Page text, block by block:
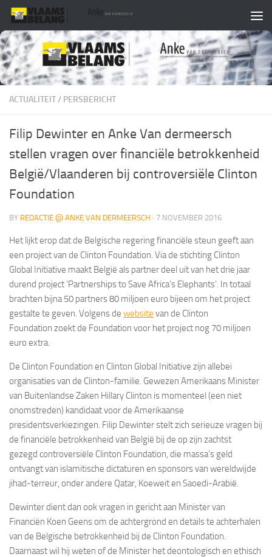
Skip to content
ACTUALITEIT/ PERSBERICHT
Filip Dewinter en Anke Van dermeersch
stellen vragen over financiële betrokkenheid
België/Vlaanderen bij controversiële Clinton
Foundation
BY REDACTIE @ ANKE VAN DERMEERSCH · 7 NOVEMBER 2016
Het lijkt erop dat de Belgische regering financiële steun geeft aan
een project van de Clinton Foundation. Via de stichting Clinton
Global Initiative maakt België als partner deel uit van het drie jaar
durend project ‘Partnerships to Save Africa’s Elephants’. In totaal
brachten bijna 50 partners 80 miljoen euro bijeen om het project
gestalte te geven. Volgens de website van de Clinton
Foundation zoekt de Foundation voor het project nog 70 miljoen
euro extra.
De Clinton Foundation en Clinton Global Initiative zijn allebei
organisaties van de Clinton-familie. Gewezen Amerikaans Minister
van Buitenlandse Zaken Hillary Clinton is momenteel (een niet
onomstreden) kandidaat voor de Amerikaanse
presidentsverkiezingen. Filip Dewinter stelt zich serieuze vragen bij
de financiële betrokkenheid van België bij de op zijn zachtst
gezegd controversiële Clinton Foundation, die massa’s geld
ontvangt van islamitische dictaturen en sponsors van wereldwijde
jihad-terreur, onder andere Qatar, Koeweit en Saoedi-Arabië.
Dewinter dient dan ook vragen in gericht aan Minister van
Financiën Koen Geens om de achtergrond en details te achterhalen
van de Belgische betrokkenheid bij de Clinton Foundation.
Daarnaast wil hij weten of de Minister het deontologisch en ethisch